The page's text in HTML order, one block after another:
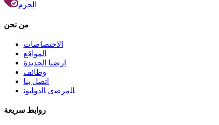
الحزم
من نحن
الاختصاصات
المواقع
ارضنا الجديدة
وظائف
اتصل بنا
ﺎﻠﻣﺮﺿﻯ ﺎﻟﺩﻮﻠﻳﻮﻧ
روابط سريعة